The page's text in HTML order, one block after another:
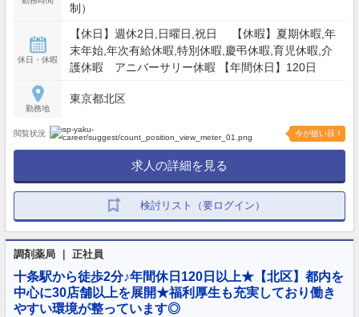
制）
休日・休暇
【休日】週休2日,日曜日,祝日 【休暇】夏期休暇,年
末年始,年次有給休暇,特別休暇,慶弔休暇,育児休暇,介
護休暇 アニバーサリー休暇 【年間休日】120日
勤務地
東京都北区
閲覧状況 今が狙い目！
求人の詳細を見る
検討リスト（要ログイン）
調剤薬局 ｜ 正社員
十条駅から徒歩2分♪年間休日120日以上★【北区】都内を
中心に30店舗以上を展開★福利厚生も充実しており働き
やすい環境が整っています◎